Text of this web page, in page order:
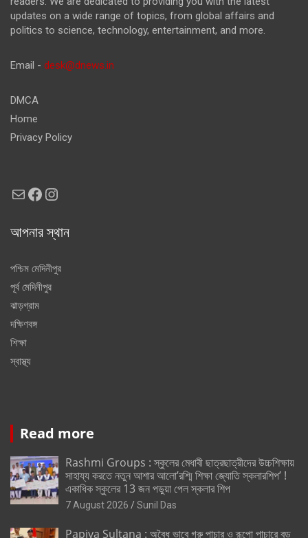
updates on a wide range of topics, from global affairs and
politics to science, technology, entertainment, and more.
Email - desk@dnews.in
DMCA
Home
Privacy Policy
MailFacebook
Instagram
আপনার স্থান
পশ্চিম মেদিনীপুর
পূর্ব মেদিনীপুর
ঝাড়গ্রাম
দক্ষিণবঙ্গ
শিক্ষা
স্বাস্থ্য
Read more
Rashmi Groups : স্কুলের মেধাবী ছাত্রছাত্রীদের উচ্চশিক্ষায়
সাহায্য করতে নতুন আশার আলো’রশ্মি শিক্ষা জ্যোতি স্কলারশিপ’ !
একাধিক স্কুলের 13 জন পড়ুয়া পেল স্কলার শিপ
7 August 2026 Sunil Das
Papiya Sultana : অবৈধ ভাবে গরু পাচার ও রূপো পাচারে বড়